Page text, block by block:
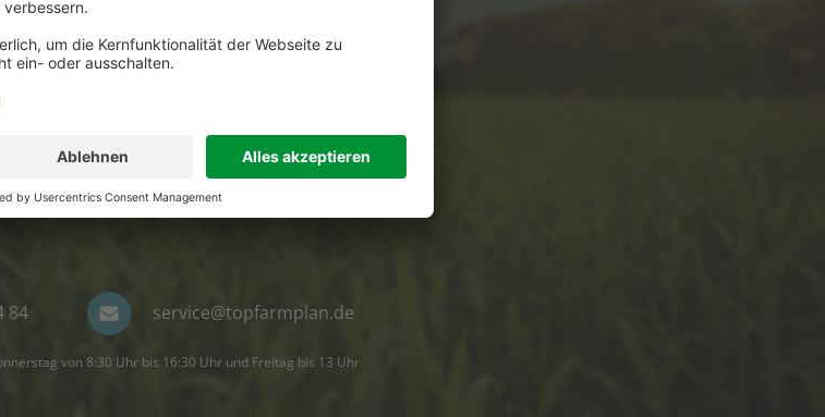
Kundenservice
farmplan oder benötigst Unterstützung?
an. Wir helfen Dir gerne weiter!
84 service@topfarmplan.de
von 8:30 Uhr bis 16:30 Uhr und Freitag bis 13 Uhr